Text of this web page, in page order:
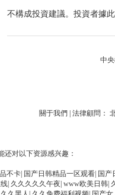
不構成投資建議。投資者據
中
關于我們 | 法律顧問：
还对以下资源感兴趣：
不卡 国产日韩精品一区观看 国产
久久久久久午夜 www欧美日韩